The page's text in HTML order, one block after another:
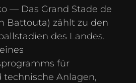
— Das Grand Stade de
Battouta) zählt zu den
des Landes.
für
Anlagen,